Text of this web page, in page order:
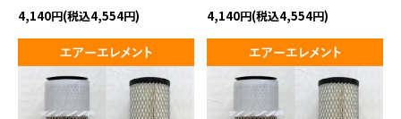
4,140円(税込4,554円)
4,140円(税込4,554円)